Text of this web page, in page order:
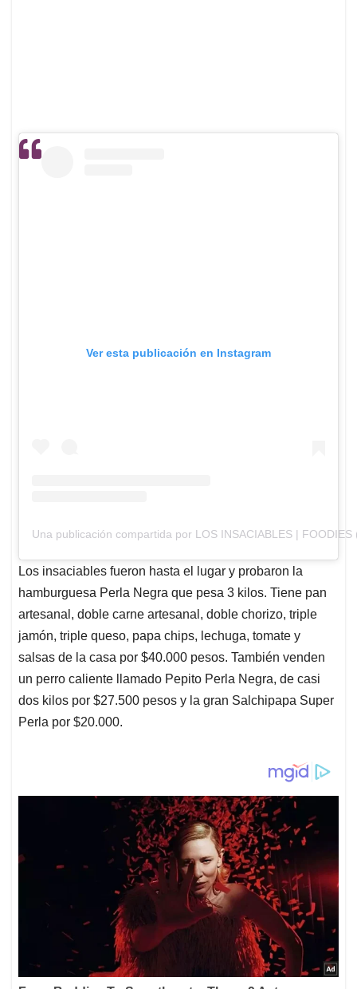
Ver esta publicación en Instagram
Una publicación compartida por LOS INSACIABLES |
Los insaciables fueron hasta el lugar y probaron la
hamburguesa Perla Negra que pesa 3 kilos. Tiene pan
artesanal, doble carne artesanal, doble chorizo, triple
jamón, triple queso, papa chips, lechuga, tomate y
salsas de la casa por $40.000 pesos. También venden
un perro caliente llamado Pepito Perla Negra, de casi
dos kilos por $27.500 pesos y la gran Salchipapa Super
Perla por $20.000.